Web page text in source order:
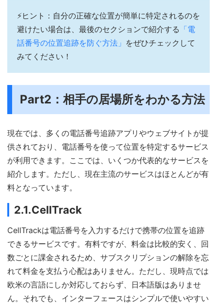
⚡ヒント：自分の正確な位置が簡単に特定されるのを
避けたい場合は、最後のセクションで紹介する 「電
話番号の位置追跡を防ぐ方法」 をぜひチェックして
みてください！
Part2：相手の居場所をわかる方法
現在では、多くの電話番号追跡アプリやウェブサイトが提
供されており、電話番号を使って位置を特定するサービス
が利用できます。ここでは、いくつか代表的なサービスを
紹介します。ただし、現在主流のサービスはほとんどが有
料となっています。
2.1.CellTrack
CellTrackは電話番号を入力するだけで携帯の位置を追跡
できるサービスです。有料ですが、料金は比較的安く、回
数ごとに課金されるため、サブスクリプションの解除を忘
れて料金を支払う心配はありません。ただし、現時点では
欧米の言語にしか対応しておらず、日本語版はありませ
ん。それでも、インターフェースはシンプルで使いやすい